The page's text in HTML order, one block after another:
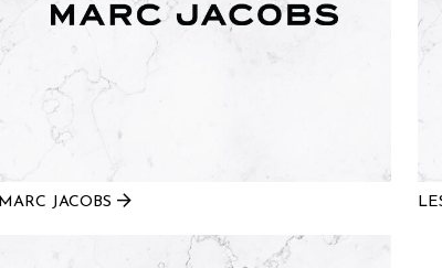
MARC JACOBS